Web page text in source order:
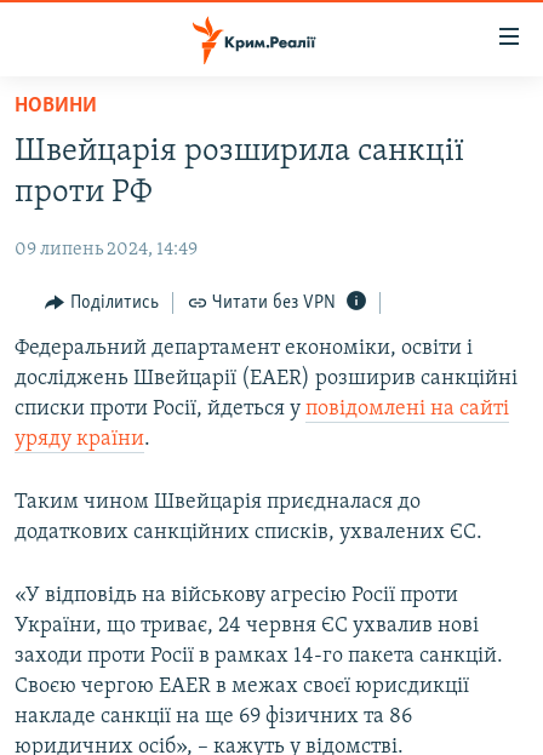
Перейти
основного
матеріалу
Перейти
до
навігації
Перейти
до
пошуку
ВОДА.КРИМ
ВІДЕО ТА ФОТО
ПОЛІТИКА
БЛОГИ
ПОГЛЯД
ІНТЕРВ'Ю
ВСЕ ЗА ДЕНЬ
СВІДЧЕННЯ ОКУПАЦІЇ
УКРАЇНСЬКА ПРОБЛЕМА КРИМУ
ІНФОГРАФІКА
ЯК ОБІЙТИ БЛОКУВАННЯ
Русский
Qırımtatar
ДОЛУЧАЙСЯ!
НОВИНИ
Швейцарія розширила санкції
проти РФ
09 липень 2024, 14:49
Поділитись Читати без VPN
Федеральний департамент економіки, освіти і
досліджень Швейцарії (EAER) розширив санкційні
списки проти Росії, йдеться у повідомлені на сайті
уряду країни.
Таким чином Швейцарія приєдналася до
додаткових санкційних списків, ухвалених ЄС.
«У відповідь на військову агресію Росії проти
України, що триває, 24 червня ЄС ухвалив нові
заходи проти Росії в рамках 14-го пакета санкцій.
Своєю чергою EAER в межах своєї юрисдикції
накладе санкції на ще 69 фізичних та 86
юридичних осіб», – кажуть у відомстві.